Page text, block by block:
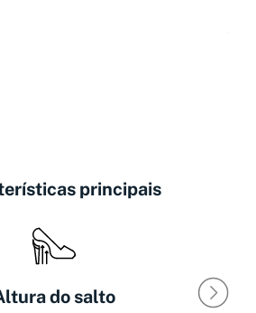
principais
do salto